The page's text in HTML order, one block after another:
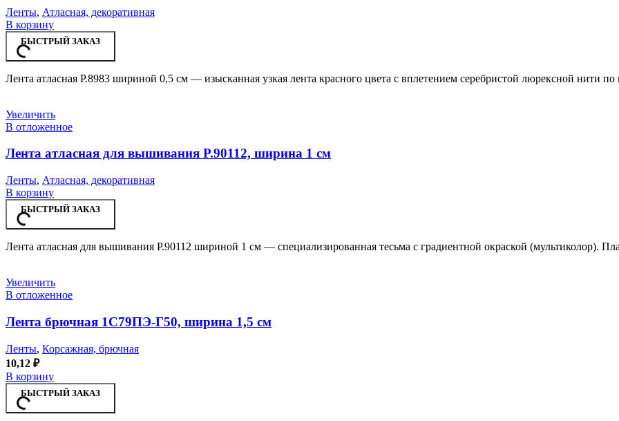
Ленты, Атласная, декоративная
В корзину
БЫСТРЫЙ ЗАКАЗ
Лента атласная Р.8983 шириной 0,5 см — изысканная узкая лента красного цвета с вплетением серебристой люрексной нити по
Увеличить
В отложенное
Лента атласная для вышивания Р.90112, ширина 1 см
Ленты, Атласная, декоративная
В корзину
БЫСТРЫЙ ЗАКАЗ
Лента атласная для вышивания Р.90112 шириной 1 см — специализированная тесьма с градиентной окраской (мультиколор).
Увеличить
В отложенное
Лента брючная 1С79ПЭ-Г50, ширина 1,5 см
Ленты, Корсажная, брючная
10,12 ₽
В корзину
БЫСТРЫЙ ЗАКАЗ